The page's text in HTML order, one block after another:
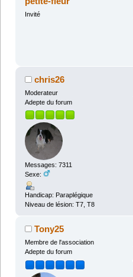
Invité
chris26
Moderateur
Adepte du forum
Messages: 7311
Sexe:
Handicap: Paraplégique
Niveau de lésion: T7, T8
Tony25
Membre de l'association
Adepte du forum